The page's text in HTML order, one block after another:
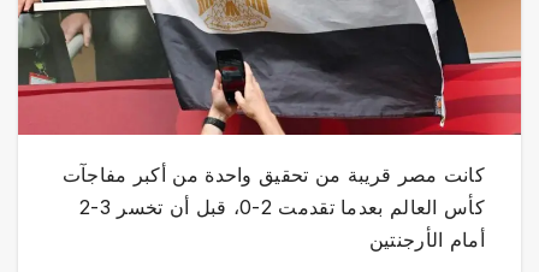
كانت مصر قريبة من تحقيق واحدة من أكبر مفاجآت
كأس العالم بعدما تقدمت 2-0، قبل أن تخسر 3-2
أمام الأرجنتين